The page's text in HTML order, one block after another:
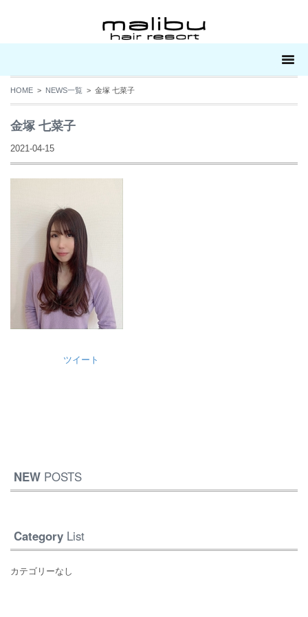
HOME > NEWS一覧 > 金塚 七菜子
金塚 七菜子
2021-04-15
ツイート
NEW POSTS
Category List
カテゴリーなし